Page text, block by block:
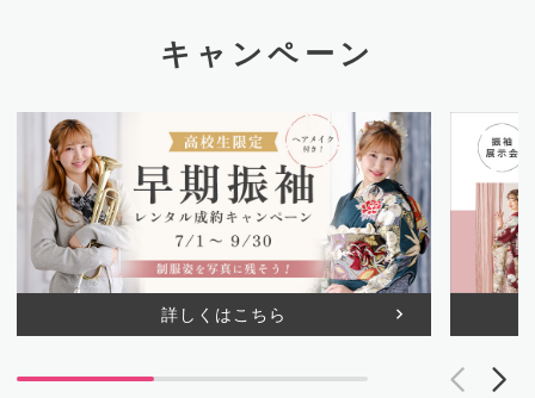
キャンペーン
詳しくはこちら